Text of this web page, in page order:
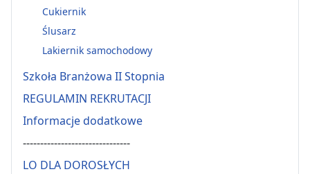
Cukiernik
Ślusarz
Lakiernik samochodowy
Szkoła Branżowa II Stopnia
REGULAMIN REKRUTACJI
Informacje dodatkowe
-------------------------------
LO DLA DOROSŁYCH